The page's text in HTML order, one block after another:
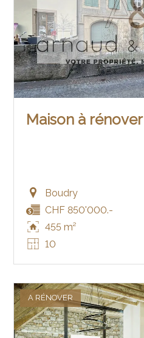
Maison à rénover
Boudry
CHF 850'000.-
455 m²
10
A RÉNOVER